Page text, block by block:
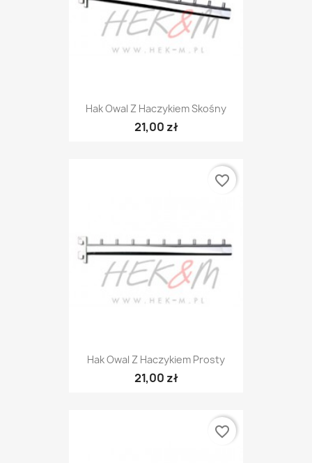
Hak Owal Z Haczykiem Skośny
21,00 zł
Hak Owal Z Haczykiem Prosty
21,00 zł
favorite_border
favorite_border